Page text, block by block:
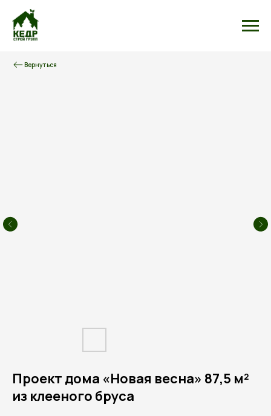
Вернуться
Проект дома «Новая весна» 87,5 м²
из клееного бруса